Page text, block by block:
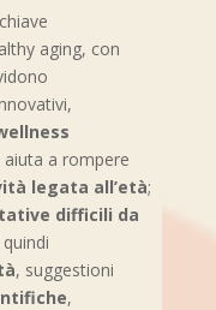
aging, con
a rompere
legata all’età;
difficili da
, suggestioni
,